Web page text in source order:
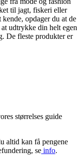
til jagt, fiskeri eller
opdager du at de
udtrykke din helt egen
De fleste produkter er
størrelses guide
altid kan få pengene
se info.